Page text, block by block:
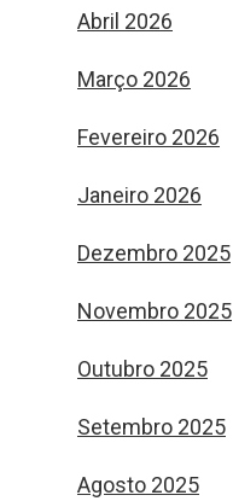
Abril 2026
Março 2026
Fevereiro 2026
Janeiro 2026
Dezembro 2025
Novembro 2025
Outubro 2025
Setembro 2025
Agosto 2025